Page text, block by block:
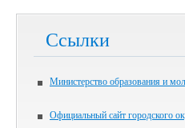
Ссылки
Министерство образования и
Официальный сайт городского